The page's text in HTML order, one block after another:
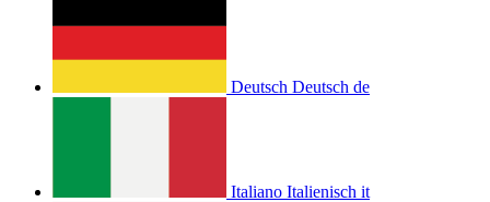
Deutsch Deutsch de
Italiano Italienisch it